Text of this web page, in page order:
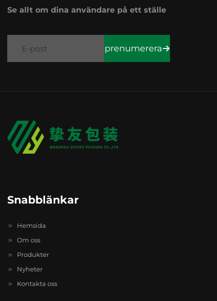
Se allt om dina användare på ett ställe
prenumerera
Snabblänkar
Hemsida
Om oss
Produkter
Nyheter
Kontakta oss